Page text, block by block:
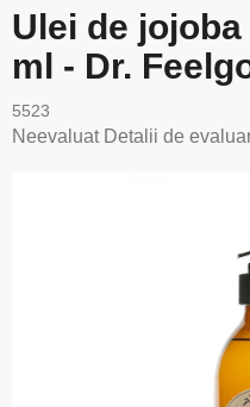
Ulei de jojoba
ml - Dr.
5523
Evaluarea
Neevaluat Detalii de